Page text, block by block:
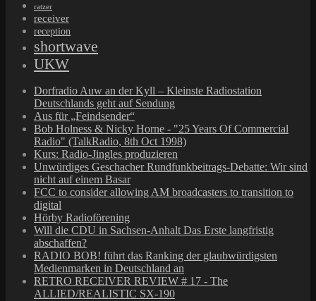
ratzer
receiver
reception
shortwave
UKW
Dorfradio Auw an der Kyll – Kleinste Radiostation
Deutschlands geht auf Sendung
Aus für „Feindsender“
Bob Holness & Nicky Horne - "25 Years Of Commercial
Radio" (TalkRadio, 8th Oct 1998)
Kurs: Radio-Jingles produzieren
Unwürdiges Geschacher Rundfunkbeitrags-Debatte: Wir sind
nicht auf einem Basar
FCC to consider allowing AM broadcasters to transition to
digital
Hörby Radioförening
Will die CDU in Sachsen-Anhalt Das Erste langfristig
abschaffen?
RADIO BOB! führt das Ranking der glaubwürdigsten
Medienmarken in Deutschland an
RETRO RECEIVER REVIEW # 17 - The
ALLIED/REALISTIC SX-190